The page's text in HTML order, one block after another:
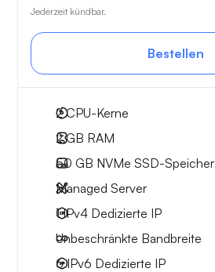
Jederzeit kündbar.
Bestellen
2CPU-Kerne
2 GB RAM
50 GB NVMe SSD-Speicher
Managed Server
1 IPv4 Dedizierte IP
Unbeschränkte Bandbreite
6 IPv6 Dedizierte IP